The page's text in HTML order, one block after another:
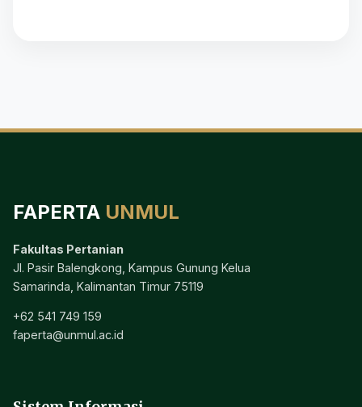
FAPERTA UNMUL
Fakultas Pertanian
Jl. Pasir Balengkong, Kampus Gunung Kelua
Samarinda, Kalimantan Timur 75119
+62 541 749 159
faperta@unmul.ac.id